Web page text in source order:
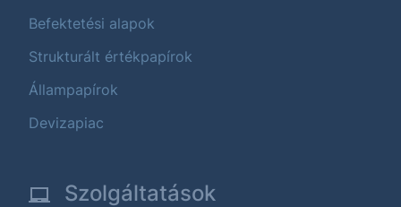
Befektetési alapok
Strukturált értékpapírok
Állampapírok
Devizapiac
Szolgáltatások